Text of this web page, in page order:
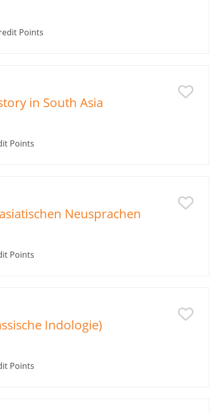
Points
in South Asia
Points
Neusprachen
Points
Indologie)
Points